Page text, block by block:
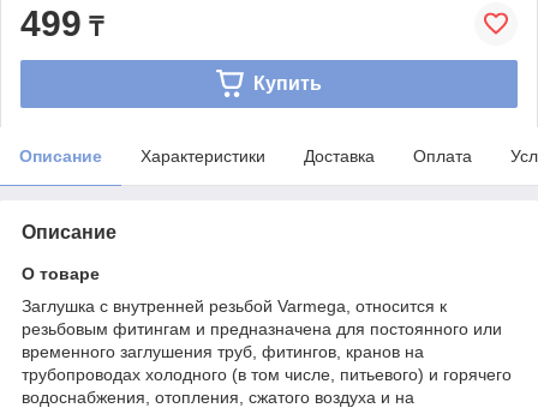
499 ₸
Купить
Описание Характеристики Доставка Оплата
Описание
О товаре
Заглушка с внутренней резьбой Varmega, относится к
резьбовым фитингам и предназначена для постоянного или
временного заглушения труб, фитингов, кранов на
трубопроводах холодного (в том числе, питьевого) и горячего
водоснабжения, отопления, сжатого воздуха и на